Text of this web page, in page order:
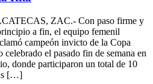
ZAC.- Con paso firme y
a fin, el equipo femenil
campeón invicto de la Copa
celebrado el pasado fin de semana en
donde participaron un total de 10
[…]